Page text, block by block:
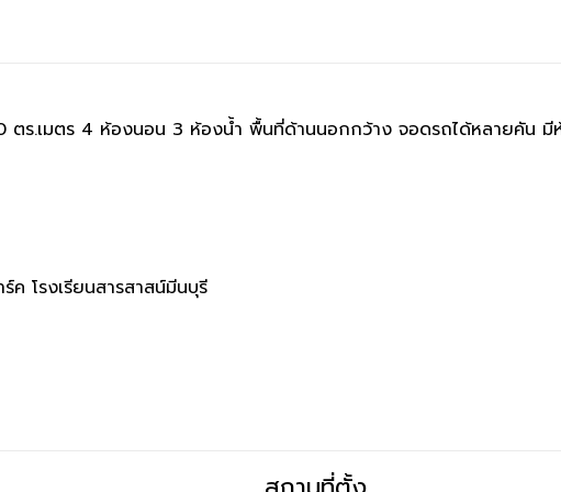
ตร.เมตร 4 ห้องนอน 3 ห้องน้ำ พื้นที่ด้านนอกกว้าง จอดรถได้หลายคัน มี
ค โรงเรียนสารสาสน์มีนบุรี